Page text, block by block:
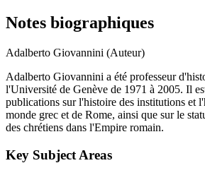
Notes biographiques
Adalberto Giovannini (Auteur)
Adalberto Giovannini a été professeur
l'Université de Genève de 1971 à 2005. Il
publications sur l'histoire des institutions et
monde grec et de Rome, ainsi que sur le
des chrétiens dans l'Empire romain.
Key Subject Areas